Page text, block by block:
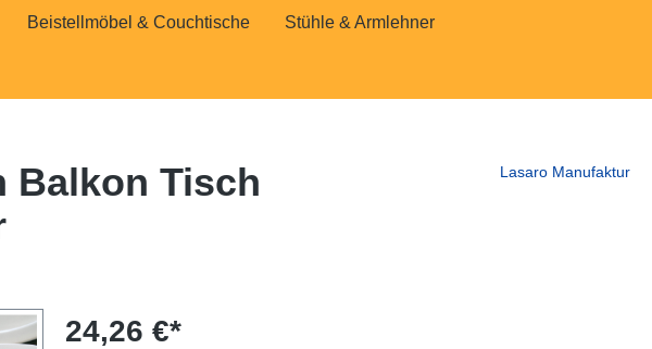
Beistellmöbel & Couchtische Stühle & Armlehner
Balkon Tisch
Lasaro Manufaktur
24,26 €*